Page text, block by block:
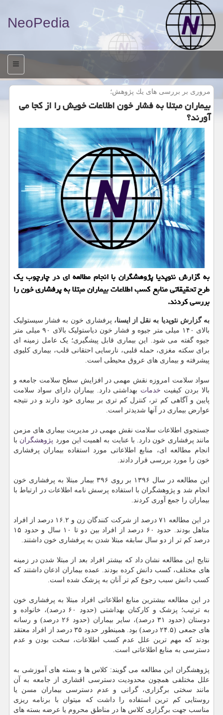
NeoPedia
منو
مروری بر بررسی های یك پژوهش؛
بیماران مبتلا به فشار خون اطلاعات خویش را از كجا می
آورند؟
به گزارش نئوپدیا پژوهشگران با انجام مطالعه ای در چارچوب یک
طرح تحقیقاتی منابع کسب اطلاعات بیماران مبتلا به پرفشاری خون را
بررسی کردند.
به گزارش نئوپدیا به نقل از ایسنا، پرفشاری خون به فشار سیستولیک
بالای ۱۴۰ میلی متر جیوه و فشار خون دیاستولیک بالای ۹۰ میلی متر
جیوه گفته می شود. این بیماری قابل پیشگیری؛ یک عامل زمینه ای
برای سکته مغزی، حمله قلبی، نارسایی احتقانی قلب، بیماری کلیوی
پیشرفته و بیماری های عروق محیطی است.
سواد سلامت امروزه نقش مهمی در افزایش سطح سلامت جامعه و
بالا بردن کیفیت خدمات بهداشتی دارد. بیماران دارای سواد سلامت
پایین و آگاهی کم تر، کنترل کم تری بر بیماری خود دارند و در نتیجه
عوارض بیماری در آنها شدیدتر است.
جستجوی اطلاعات سلامت نقش مهمی در مدیریت بیماری های مزمن
مانند پرفشاری خون دارد. با عنایت به اهمیت این مورد پژوهشگران با
انجام مطالعه ای، منابع اطلاعاتی مورد استفاده بیماران پرفشاری
خون را مورد بررسی قرار دادند.
این مطالعه در سال ۱۳۹۶ بر روی ۳۹۶ بیمار مبتلا به پرفشاری خون
انجام شد و پژوهشگران با استفاده پرسش نامه اطلاعات در ارتباط با
بیماران را جمع آوری کردند.
در این مطالعه ۷۱ درصد از شرکت کنندگان زن و ۱۶.۲ درصد از افراد
متاهل بودند. حدود ۶۰ درصد از افراد بین دو تا ۱۰ سال و حدود ۱۵
درصد کم تر از دو سال سابقه مبتلا شدن به پرفشاری خون داشتند.
نتایج این مطالعه نشان داد که بیشتر افراد بعد از مبتلا شدن در زمینه
های مختلف، کسب دانش کرده بودند. عمده بیماران اذعان داشتند که
کسب دانش سبب رجوع کم تر آنان به پزشک شده است.
در این مطالعه بیشترین منابع اطلاعاتی افراد مبتلا به پرفشاری خون
به ترتیب؛ پزشک و کارکنان بهداشتی (حدود ۶۰ درصد)، خانواده و
دوستان (حدود ۳۱ درصد)، سایر بیماران (حدود ۲۶ درصد) و رسانه
های جمعی (۲۴.۵ درصد) بود. همینطور حدود ۳۵ درصد از افراد معتقد
بودند که مهم ترین علل عدم کسب اطلاعات، سخت بودن و عدم
دسترسی به منابع اطلاعاتی است.
پژوهشگران این مطالعه می گویند: کلاس ها و بسته های آموزشی به
علل مختلفی همچون محدودیت دسترسی اقشاری از جامعه به آن
مانند سختی برگزاری، گرانی و عدم دسترسی بیماران مسن یا
روستایی کم ترین استفاده را داشت که میتوان با برنامه ریزی
مناسب جهت برگزاری کلاس ها در مناطق محروم یا عرضه بسته های